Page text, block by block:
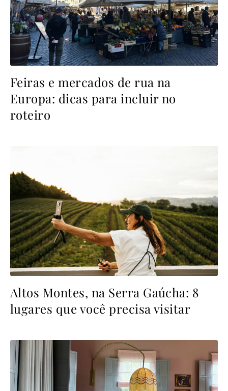
Feiras e mercados de rua na
Europa: dicas para incluir no
roteiro
Altos Montes, na Serra Gaúcha: 8
lugares que você precisa visitar